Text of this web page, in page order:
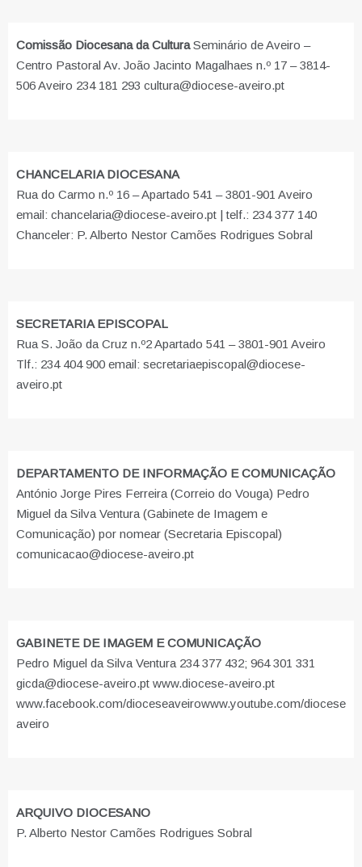
Comissão Diocesana da CulturaSeminário de Aveiro –
Centro Pastoral Av. João Jacinto Magalhaes n.º 17 – 3814-
506 Aveiro 234 181 293 cultura@diocese-aveiro.pt
CHANCELARIA DIOCESANA
Rua do Carmo n.º 16 – Apartado 541 – 3801-901 Aveiro
email: chancelaria@diocese-aveiro.pt | telf.: 234 377 140
Chanceler: P. Alberto Nestor Camões Rodrigues Sobral
SECRETARIA EPISCOPAL
Rua S. João da Cruz n.º2 Apartado 541 – 3801-901 Aveiro
Tlf.: 234 404 900 email: secretariaepiscopal@diocese-
aveiro.pt
DEPARTAMENTO DE INFORMAÇÃO E COMUNICAÇÃO
António Jorge Pires Ferreira (Correio do Vouga) Pedro
Miguel da Silva Ventura (Gabinete de Imagem e
Comunicação) por nomear (Secretaria Episcopal)
comunicacao@diocese-aveiro.pt
GABINETE DE IMAGEM E COMUNICAÇÃO
Pedro Miguel da Silva Ventura 234 377 432; 964 301 331
gicda@diocese-aveiro.pt www.diocese-aveiro.pt
www.facebook.com/dioceseaveirowww.youtube.com/diocese
aveiro
ARQUIVO DIOCESANO
P. Alberto Nestor Camões Rodrigues Sobral